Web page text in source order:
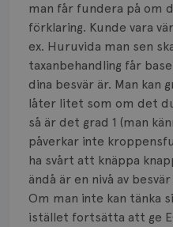
man får fundera på om
förklaring. Kunde vara
ex. Huruvida man sen
taxanbehandling får
dina besvär är. Man kan
låter litet som om det
så är det grad 1 (man
påverkar inte
ha svårt att knäppa
ändå är en nivå av
Om man inte kan tänka
istället fortsätta att ge